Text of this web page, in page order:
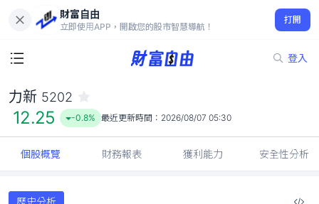
財富自由
立即使用APP，開啟您的股市智慧導航！
打開
登入
12.25
-0.8%
力新 5202
12.25 -0.8% 最近更新時間： 2026/08/07 05:30
個股概覽 財務報表 獲利能力 安全性分析
歷史分析